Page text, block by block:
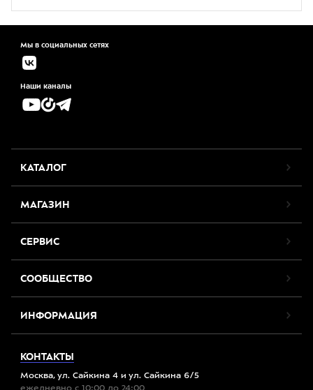
Мы в социальных сетях
Наши каналы
КАТАЛОГ
МАГАЗИН
СЕРВИС
СООБЩЕСТВО
ИНФОРМАЦИЯ
КОНТАКТЫ
Москва, ул. Сайкина 4 и ул. Сайкина 6/5